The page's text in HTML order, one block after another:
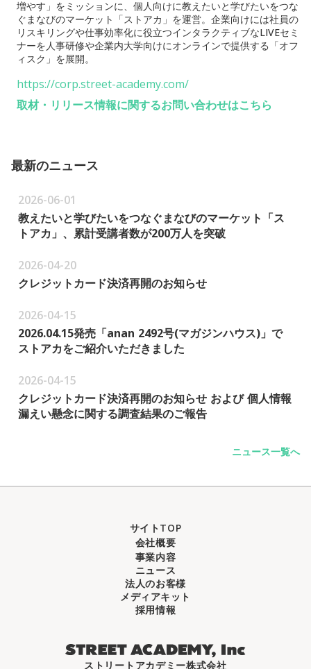
増やす」をミッションに、個人向けに教えたいと学びたいをつな
ぐまなびのマーケット「ストアカ」を運営。企業向けには社員の
リスキリングや仕事効率化に役立つインタラクティブなLIVEセミ
ナーを人事研修や企業内大学向けにオンラインで提供する「オフ
ィスク」を展開。
https://corp.street-academy.com/
取材・リリース情報に関するお問い合わせはこちら
最新のニュース
2026-06-01
教えたいと学びたいをつなぐまなびのマーケット「ス
トアカ」、累計受講者数が200万人を突破
2026-04-20
クレジットカード決済再開のお知らせ
2026-04-15
2026.04.15発売「anan 2492号(マガジンハウス)」で
ストアカをご紹介いただきました
2026-04-15
クレジットカード決済再開のお知らせ および 個人情報
漏えい懸念に関する調査結果のご報告
ニュース一覧へ
サイトTOP
会社概要
事業内容
ニュース
法人のお客様
メディアキット
採用情報
ストリートアカデミー株式会社